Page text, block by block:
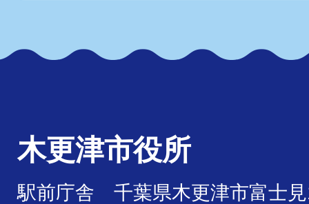
木更津市役所
駅前庁舎 千葉県木更津市富士